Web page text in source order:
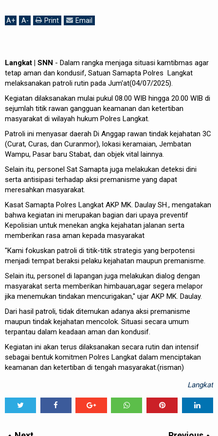
A+ A- Print Email
Langkat | SNN - Dalam rangka menjaga situasi kamtibmas agar
tetap aman dan kondusif, Satuan Samapta Polres Langkat
melaksanakan patroli rutin pada Jum'at(04/07/2025).
Kegiatan dilaksanakan mulai pukul 08.00 WIB hingga 20.00 WIB di
sejumlah titik rawan gangguan keamanan dan ketertiban
masyarakat di wilayah hukum Polres Langkat.
Patroli ini menyasar daerah Di Anggap rawan tindak kejahatan 3C
(Curat, Curas, dan Curanmor), lokasi keramaian, Jembatan
Wampu, Pasar baru Stabat, dan objek vital lainnya.
Selain itu, personel Sat Samapta juga melakukan deteksi dini
serta antisipasi terhadap aksi premanisme yang dapat
meresahkan masyarakat.
Kasat Samapta Polres Langkat AKP MK. Daulay SH., mengatakan
bahwa kegiatan ini merupakan bagian dari upaya preventif
Kepolisian untuk menekan angka kejahatan jalanan serta
memberikan rasa aman kepada masyarakat
"Kami fokuskan patroli di titik-titik strategis yang berpotensi
menjadi tempat beraksi pelaku kejahatan maupun premanisme.
Selain itu, personel di lapangan juga melakukan dialog dengan
masyarakat serta memberikan himbauan,agar segera melapor
jika menemukan tindakan mencurigakan," ujar AKP MK. Daulay.
Dari hasil patroli, tidak ditemukan adanya aksi premanisme
maupun tindak kejahatan mencolok. Situasi secara umum
terpantau dalam keadaan aman dan kondusif.
Kegiatan ini akan terus dilaksanakan secara rutin dan intensif
sebagai bentuk komitmen Polres Langkat dalam menciptakan
keamanan dan ketertiban di tengah masyarakat.(risman)
Langkat